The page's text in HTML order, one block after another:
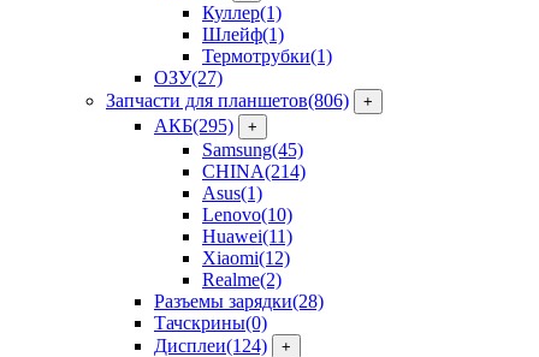
Куллер(1)
Шлейф(1)
Термотрубки(1)
ОЗУ(27)
Запчасти для планшетов(806) +
АКБ(295) +
Samsung(45)
CHINA(214)
Asus(1)
Lenovo(10)
Huawei(11)
Xiaomi(12)
Realme(2)
Разъемы зарядки(28)
Тачскрины(0)
Дисплеи(124) +